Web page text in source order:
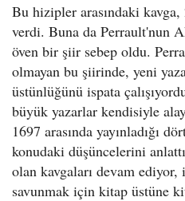
Bu hizipler arasındaki
verdi. Buna da Perrault'nun
öven bir şiir sebep oldu.
olmayan bu şiirinde, yeni
üstünlüğünü ispata
büyük yazarlar kendisiyle
1697 arasında yayınladığı
konudaki düşüncelerini
olan kavgaları devam
savunmak için kitap üstüne